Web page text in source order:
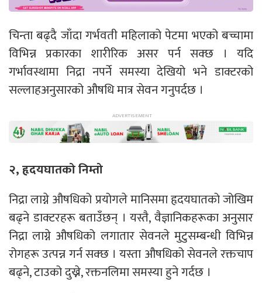
चिन्ता बढ्दै जाँदा गर्भवती महिलाको पेटमा भएको बच्चामा
विभिन्न प्रकारका शारीरिक असर पर्न सक्छ । यदि
गर्भावस्थामा निद्रा नपर्ने समस्या देखियो भने डाक्टरको
सल्लाहअनुसारको औषधि मात्र सेवन गनुपर्दछ ।
२, हृदयघातको निम्तो
निद्रा लाग्ने औषधिको प्रयोगले मानिसमा हृदयघातको जोखिम
बढ्ने डाक्टरहरू बताउँछन् । यस्तै, वैज्ञानिकहरूका अनुसार
निद्रा लाग्ने औषधिको लगातार सेवनले मुटुसम्बन्धी विभिन्न
रोगहरू उत्पन्न गर्न सक्छ । यस्ता औषधिको सेवनले रक्तचाप
बढ्ने, टाउको दुख्ने, रक्तनलिमा समस्या हुने गर्दछ ।